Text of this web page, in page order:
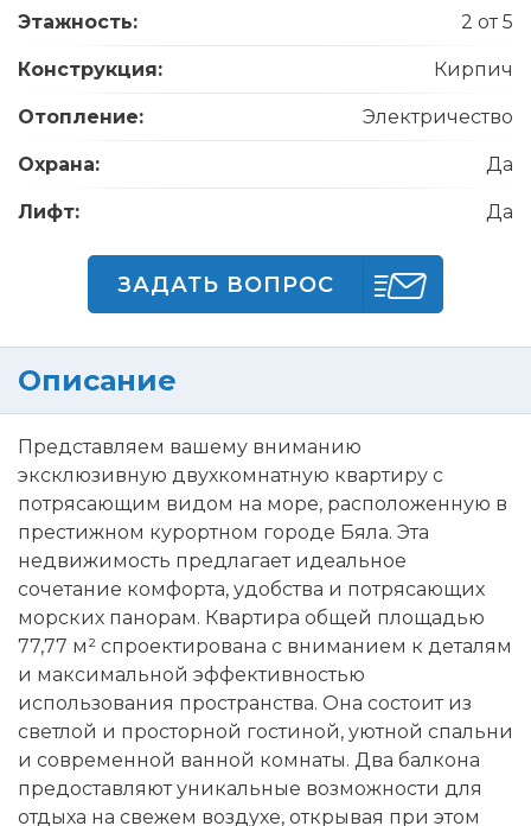
Этажность: 2 от 5
Конструкция: Кирпич
Отопление: Электричество
Охрана: Да
Лифт: Да
ЗАДАТЬ ВОПРОС
Описание
Представляем вашему вниманию
эксклюзивную двухкомнатную квартиру с
потрясающим видом на море, расположенную в
престижном курортном городе Бяла. Эта
недвижимость предлагает идеальное
сочетание комфорта, удобства и потрясающих
морских панорам. Квартира общей площадью
77,77 м² спроектирована с вниманием к деталям
и максимальной эффективностью
использования пространства. Она состоит из
светлой и просторной гостиной, уютной спальни
и современной ванной комнаты. Два балкона
предоставляют уникальные возможности для
отдыха на свежем воздухе, открывая при этом